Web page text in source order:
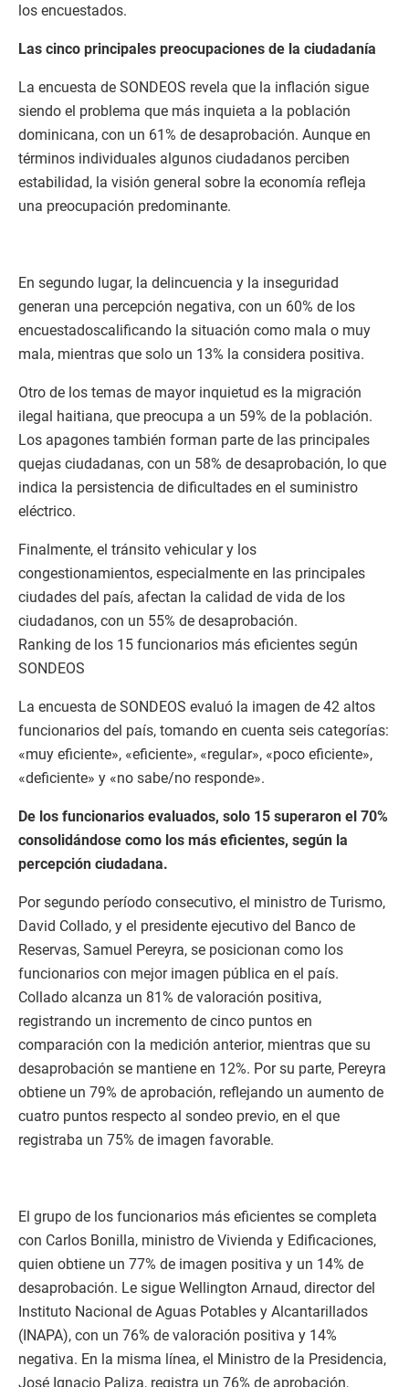
los encuestados.
Las cinco principales preocupaciones de la ciudadanía
La encuesta de SONDEOS revela que la inflación sigue
siendo el problema que más inquieta a la población
dominicana, con un 61% de desaprobación. Aunque en
términos individuales algunos ciudadanos perciben
estabilidad, la visión general sobre la economía refleja
una preocupación predominante.
En segundo lugar, la delincuencia y la inseguridad
generan una percepción negativa, con un 60% de los
encuestadoscalificando la situación como mala o muy
mala, mientras que solo un 13% la considera positiva.
Otro de los temas de mayor inquietud es la migración
ilegal haitiana, que preocupa a un 59% de la población.
Los apagones también forman parte de las principales
quejas ciudadanas, con un 58% de desaprobación, lo que
indica la persistencia de dificultades en el suministro
eléctrico.
Finalmente, el tránsito vehicular y los
congestionamientos, especialmente en las principales
ciudades del país, afectan la calidad de vida de los
ciudadanos, con un 55% de desaprobación.
Ranking de los 15 funcionarios más eficientes según
SONDEOS
La encuesta de SONDEOS evaluó la imagen de 42 altos
funcionarios del país, tomando en cuenta seis categorías:
«muy eficiente», «eficiente», «regular», «poco eficiente»,
«deficiente» y «no sabe/no responde».
De los funcionarios evaluados, solo 15 superaron el 70%
consolidándose como los más eficientes, según la
percepción ciudadana.
Por segundo período consecutivo, el ministro de Turismo,
David Collado, y el presidente ejecutivo del Banco de
Reservas, Samuel Pereyra, se posicionan como los
funcionarios con mejor imagen pública en el país.
Collado alcanza un 81% de valoración positiva,
registrando un incremento de cinco puntos en
comparación con la medición anterior, mientras que su
desaprobación se mantiene en 12%. Por su parte, Pereyra
obtiene un 79% de aprobación, reflejando un aumento de
cuatro puntos respecto al sondeo previo, en el que
registraba un 75% de imagen favorable.
El grupo de los funcionarios más eficientes se completa
con Carlos Bonilla, ministro de Vivienda y Edificaciones,
quien obtiene un 77% de imagen positiva y un 14% de
desaprobación. Le sigue Wellington Arnaud, director del
Instituto Nacional de Aguas Potables y Alcantarillados
(INAPA), con un 76% de valoración positiva y 14%
negativa. En la misma línea, el Ministro de la Presidencia,
José Ignacio Paliza, registra un 76% de aprobación,